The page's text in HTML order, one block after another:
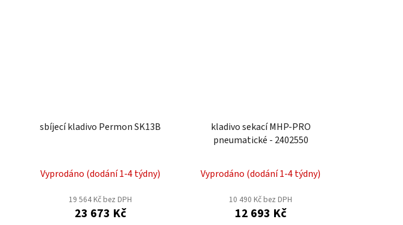
sbíjecí kladivo Permon SK13B
Vyprodáno (dodání 1-4 týdny)
19 564 Kč bez DPH
23 673 Kč
kladivo sekací MHP-PRO
pneumatické - 2402550
Vyprodáno (dodání 1-4 týdny)
10 490 Kč bez DPH
12 693 Kč